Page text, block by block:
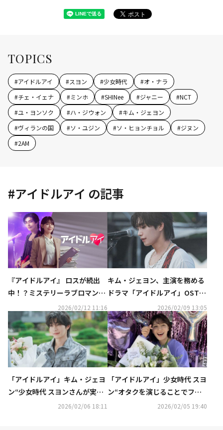
TOPICS
#アイドルアイ #スヨン #少女時代 #オ・ナラ
#チェ・イェナ #ミンホ #SHINee #ジャニー #NCT
#ユ・ヨンソク #ハ・ジウォン #キム・ジェヨン
#ヴィランの国 #ソ・ユジン #ソ・ヒョンチョル #ジヌン
#2AM
#アイドルアイ の記事
『アイドルアイ』 ロスが続出
中！？ミステリーラブロマンス
韓国ドラマ『アイドルアイ』の
魅力を古家正亨が語る～「古家
のABEMA韓流TIMES」公式You
Tubeにて公開～
2026/02/12 11:16
キム・ジェヨン、主演を務める
ドラマ「アイドルアイ」OSTに
参加！第9弾が本日より配信ス
タート
2026/02/09 13:05
「アイドルアイ」キム・ジェヨ
ン“少女時代 スヨンさんが実際
の経験をもとに的確なアドバイ
2026/02/06 18:11
「アイドルアイ」少女時代 スヨ
ン“オタクを演じることでファ
ンの愛の深さを改めて感じた”
2026/02/05 19:40